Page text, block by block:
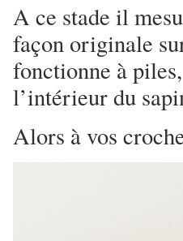
A ce stade il
façon originale
fonctionne à
l’intérieur du
Alors à vos